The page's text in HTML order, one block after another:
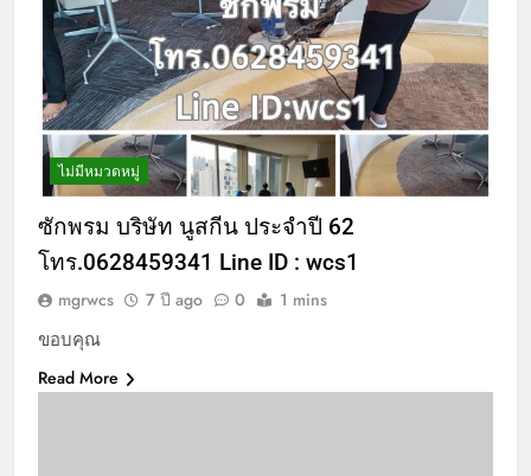
ไม่มีหมวดหมู่
ซักพรม บริษัท นูสกีน ประจำปี 62
โทร.0628459341 Line ID : wcs1
mgrwcs 7 ปี ago 0 1 mins
ขอบคุณ
Read More